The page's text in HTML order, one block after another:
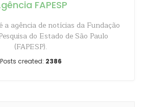
FAPESP
a agência de notícias da Fundação
do Estado de São Paulo
(FAPESP).
Posts created: 2386